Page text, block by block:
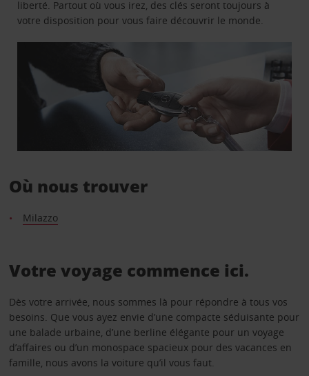
liberté. Partout où vous irez, des clés seront toujours à
votre disposition pour vous faire découvrir le monde.
Où nous trouver
Milazzo
Votre voyage commence ici.
Dès votre arrivée, nous sommes là pour répondre à tous vos
besoins. Que vous ayez envie d’une compacte séduisante pour
une balade urbaine, d’une berline élégante pour un voyage
d’affaires ou d’un monospace spacieux pour des vacances en
famille, nous avons la voiture qu’il vous faut.